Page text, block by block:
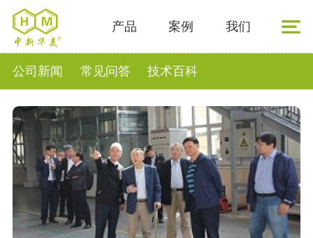
产品 案例 我们
公司新闻 常见问答 技术百科